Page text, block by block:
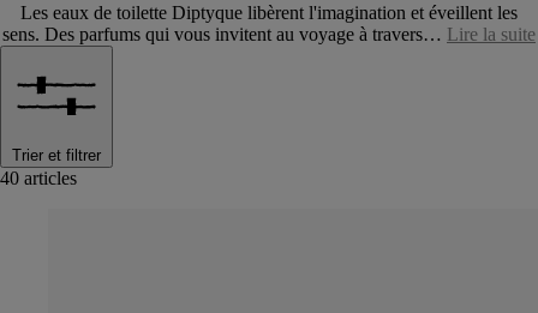
Les eaux de toilette Diptyque libèrent l'imagination et éveillent les
sens. Des parfums qui vous invitent au voyage à travers… Lire la suite
Trier et filtrer
40 articles